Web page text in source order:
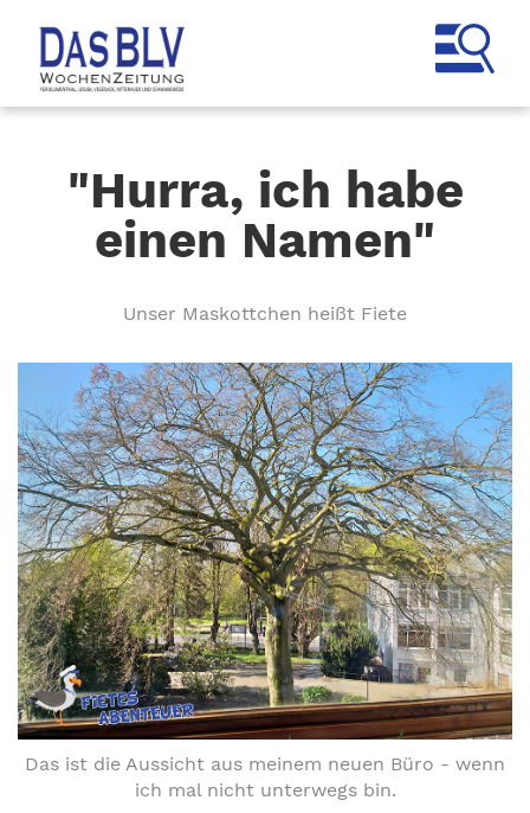
"Hurra, ich habe
einen Namen"
Unser Maskottchen heißt Fiete
Das ist die Aussicht aus meinem neuen Büro - wenn
ich mal nicht unterwegs bin.